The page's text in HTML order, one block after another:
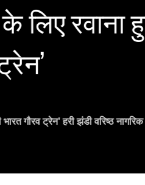
रवाना
भारत गौरव ट्रेन’ हरी झंडी वरिष्ठ